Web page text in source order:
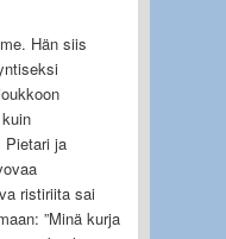
Hän siis
ja
ristiriita sai
”Minä kurja